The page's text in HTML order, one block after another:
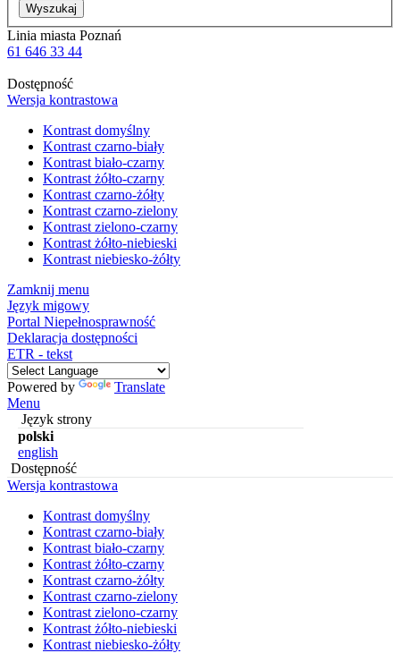
Wyszukaj
Linia miasta Poznań
61 646 33 44
Dostępność
Wersja kontrastowa
Kontrast domyślny
Kontrast czarno-biały
Kontrast biało-czarny
Kontrast żółto-czarny
Kontrast czarno-żółty
Kontrast czarno-zielony
Kontrast zielono-czarny
Kontrast żółto-niebieski
Kontrast niebiesko-żółty
Zamknij menu
Język migowy
Portal Niepełnosprawność
Deklaracja dostępności
ETR - tekst
Powered by
Translate
Menu
Język strony
polski
english
Dostępność
Wersja kontrastowa
Kontrast domyślny
Kontrast czarno-biały
Kontrast biało-czarny
Kontrast żółto-czarny
Kontrast czarno-żółty
Kontrast czarno-zielony
Kontrast zielono-czarny
Kontrast żółto-niebieski
Kontrast niebiesko-żółty